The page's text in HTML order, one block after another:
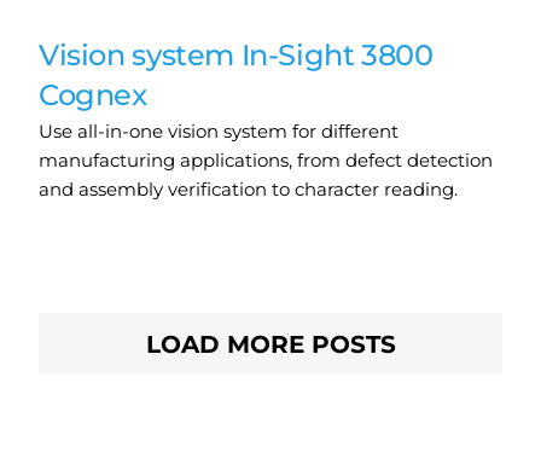
Vision system In-Sight 3800
Cognex
Use all-in-one vision system for different
manufacturing applications, from defect detection
and assembly verification to character reading.
LOAD MORE POSTS